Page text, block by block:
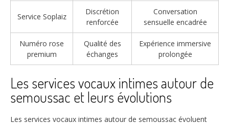
Service Soplaiz
Discrétion
renforcée
Conversation
sensuelle encadrée
Numéro rose
premium
Qualité des
échanges
Expérience immersive
prolongée
Les services vocaux intimes autour de
semoussac et leurs évolutions
Les services vocaux intimes autour de semoussac évoluent